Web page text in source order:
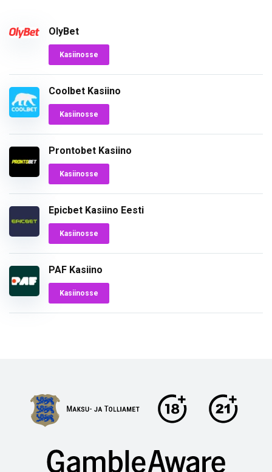
OlyBet
Kasiinosse
Coolbet Kasiino
Kasiinosse
Prontobet Kasiino
Kasiinosse
Epicbet Kasiino Eesti
Kasiinosse
PAF Kasiino
Kasiinosse